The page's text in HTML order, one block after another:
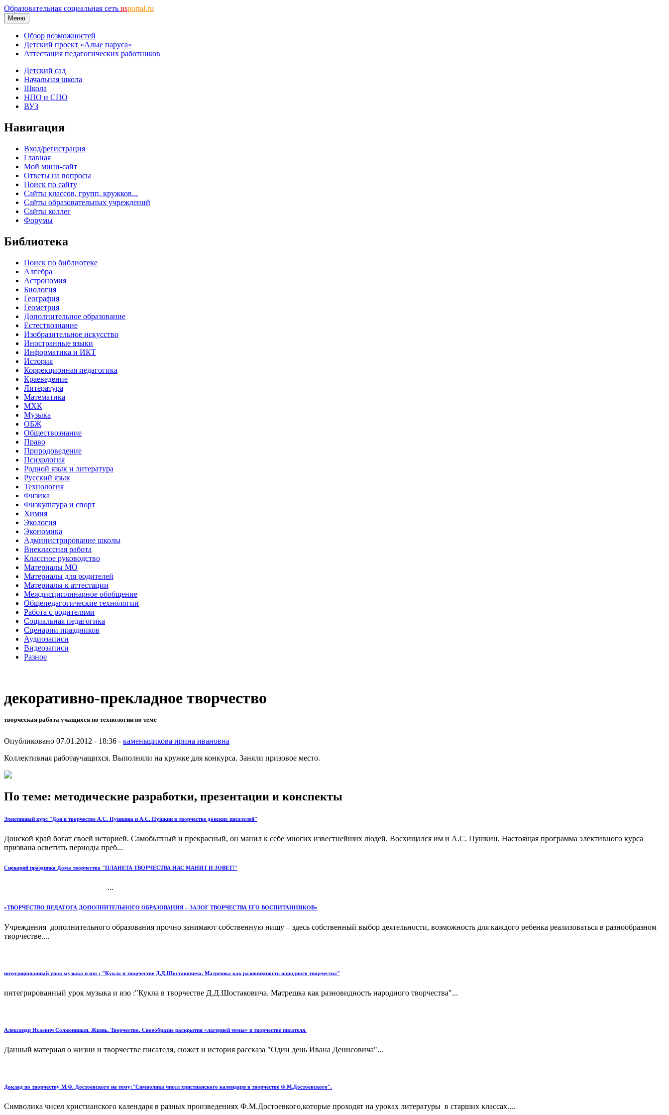
Образовательная социальная сеть nsportal.ru
Меню
Обзор возможностей
Детский проект «Алые паруса»
Аттестация педагогических работников
Детский сад
Начальная школа
Школа
НПО и СПО
ВУЗ
Навигация
Вход/регистрация
Главная
Мой мини-сайт
Ответы на вопросы
Поиск по сайту
Сайты классов, групп, кружков...
Сайты образовательных учреждений
Сайты коллег
Форумы
Библиотека
Поиск по библиотеке
Алгебра
Астрономия
Биология
География
Геометрия
Дополнительное образование
Естествознание
Изобразительное искусство
Иностранные языки
Информатика и ИКТ
История
Коррекционная педагогика
Краеведение
Литература
Математика
МХК
Музыка
ОБЖ
Обществознание
Право
Природоведение
Психология
Родной язык и литература
Русский язык
Технология
Физика
Физкультура и спорт
Химия
Экология
Экономика
Администрирование школы
Внеклассная работа
Классное руководство
Материалы МО
Материалы для родителей
Материалы к аттестации
Междисциплинарное обобщение
Общепедагогические технологии
Работа с родителями
Социальная педагогика
Сценарии праздников
Аудиозаписи
Видеозаписи
Разное
декоративно-прекладное творчество
творческая работа учащихся по технологии по теме
Опубликовано 07.01.2012 - 18:36 - каменьщикова ирина ивановна
Коллективная работаучащихся. Выполняли на кружке для конкурса. Заняли призовое место.
По теме: методические разработки, презентации и конспекты
Элективный курс "Дон в творчестве А.С. Пушкина и А.С. Пушкин в творчестве донских писателей"
Донской край богат своей историей. Самобытный и прекрасный, он манил к себе многих известнейших людей. Восхищался им и А.С. Пушкин. Настоящая программа элективного курса
призвана осветить периоды преб...
Сценарий праздника Дома творчества "ПЛАНЕТА ТВОРЧЕСТВА НАС МАНИТ И ЗОВЕТ!"
...
«ТВОРЧЕСТВО ПЕДАГОГА ДОПОЛНИТЕЛЬНОГО ОБРАЗОВАНИЯ – ЗАЛОГ ТВОРЧЕСТВА ЕГО ВОСПИТАННИКОВ»
Учреждения дополнительного образования прочно занимают собственную нишу – здесь собственный выбор деятельности, возможность для каждого ребенка реализоваться в разнообразном
творчестве....
интегрированный урок музыка и изо : "Кукла в творчестве Д.Д.Шостаковича. Матрешка как разновидность народного творчества"
интегрированный урок музыка и изо :"Кукла в творчестве Д.Д.Шостаковича. Матрешка как разновидность народного творчества"...
Александр Исаевич Солженицын. Жизнь. Творчество. Своеобразие раскрытия «лагерной темы» в творчестве писателя.
Данный материал о жизни и творчестве писателя, сюжет и история рассказа "Один день Ивана Денисовича"...
Доклад по творчеству М.Ф. Достоевского на тему:"Символика чисел христианского календаря в творчестве Ф.М.Достоевского".
Символика чисел христианского календаря в разных произведениях Ф.М.Достоевкого,которые проходят на уроках литературы в старших классах....